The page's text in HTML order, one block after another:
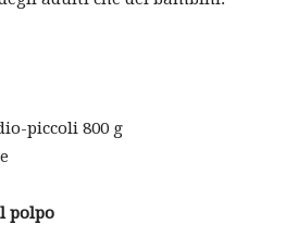
piccoli 800 g
polpo